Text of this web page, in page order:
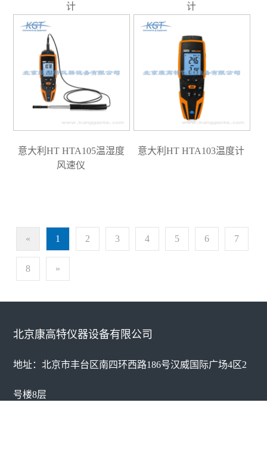
计
计
意大利HT HTA105温湿度
风速仪
意大利HT HTA103温度计
« 1 2 3 4 5 6 7
8 »
北京康高特仪器设备有限公司
地址：北京市丰台区南四环西路186号汉威国际广场4区2
号楼8层